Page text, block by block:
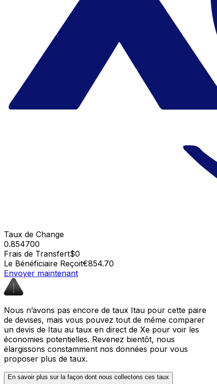
Taux de Change
0.854700
Frais de Transfert$0
Le Bénéficiaire Reçoit€854.70
Envoyer maintenant
Nous n’avons pas encore de taux Itau pour cette paire
de devises, mais vous pouvez tout de même comparer
un devis de Itau au taux en direct de Xe pour voir les
économies potentielles. Revenez bientôt, nous
élargissons constamment nos données pour vous
proposer plus de taux.
En savoir plus sur la façon dont nous collectons ces taux